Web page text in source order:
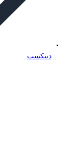
دنتکست